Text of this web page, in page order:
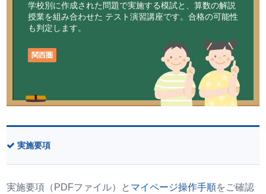
学校別に作成された問題で実施する模試と、算数の解説
授業を組み合わせた テスト演習講座です。合格の可能性
も判定します。
関西圏
実施要項
実施要項（PDFファイル）と マイページ操作手順をご確認